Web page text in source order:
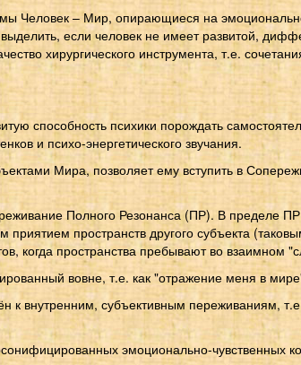
Человек – Мир, опирающиеся на
если человек не имеет развитой,
хирургического инструмента, т.е.
способность психики порождать
и психо-энергетического звучания.
Мира, позволяет ему вступить в
Полного Резонанса (ПР). В пределе
пространств другого субъекта
когда пространства пребывают во взаимном
вовне, т.е. как "отражение меня в
внутренним, субъективным переживаниям,
эмоционально-чувственных